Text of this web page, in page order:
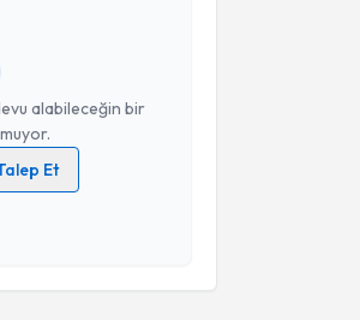
alabileceğin bir
Et
Aydınlatma Metni